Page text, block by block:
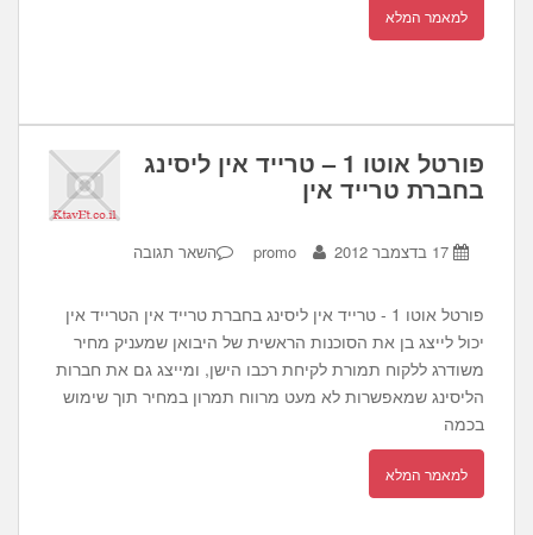
למאמר המלא
פורטל אוטו 1 – טרייד אין ליסינג
בחברת טרייד אין
17 בדצמבר 2012 promo השאר תגובה
פורטל אוטו 1 - טרייד אין ליסינג בחברת טרייד אין הטרייד אין
יכול לייצג בן את הסוכנות הראשית של היבואן שמעניק מחיר
משודרג ללקוח תמורת לקיחת רכבו הישן, ומייצג גם את חברות
הליסינג שמאפשרות לא מעט מרווח תמרון במחיר תוך שימוש
בכמה
למאמר המלא